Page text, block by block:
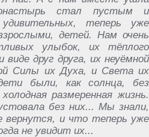
стал пустым и
теперь уже
детей. Нам очень
улыбок, их тёплого
друг друга, их неуёмной
Силы их Духа, и Света их
были, как солнца, без
размеренная жизнь.
без них... Мы знали,
вернутся, и что теперь уже
не увидит их...